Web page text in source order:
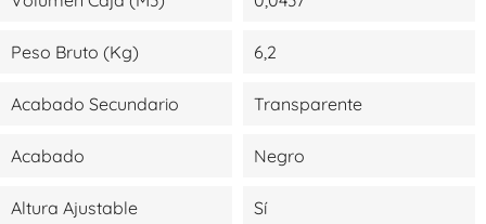
Peso Bruto (kg) 6,2
Acabado Secundario Transparente
Acabado Negro
Altura Ajustable Sí